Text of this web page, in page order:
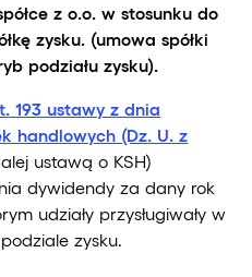
z o.o. w stosunku do
zysku. (umowa spółki
podziału zysku).
193 ustawy z dnia
handlowych (Dz. U. z
ustawą o KSH)
dywidendy za dany rok
udziały przysługiwały w
zysku.